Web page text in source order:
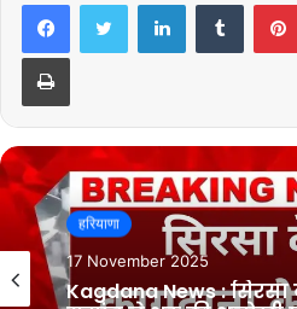
हरियाणा
17 November 2025
हरियाणा
10 November 2025